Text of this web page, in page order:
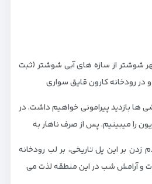
شوشتر از سازه های آبی شوشتر (ثبت
رودخانه کارون قایق سواری
ها بازدید پیرامونی خواهیم داشت، در
را میبینیم، پس از صرف ناهار به
زدن بر این پل تاریخی، بر لب رودخانه
و آرامش شب در این منطقه لذت می